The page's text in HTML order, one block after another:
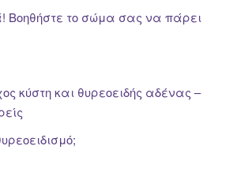
Βοηθήστε το σώμα σας να πάρει
κύστη και θυρεοειδής αδένας –